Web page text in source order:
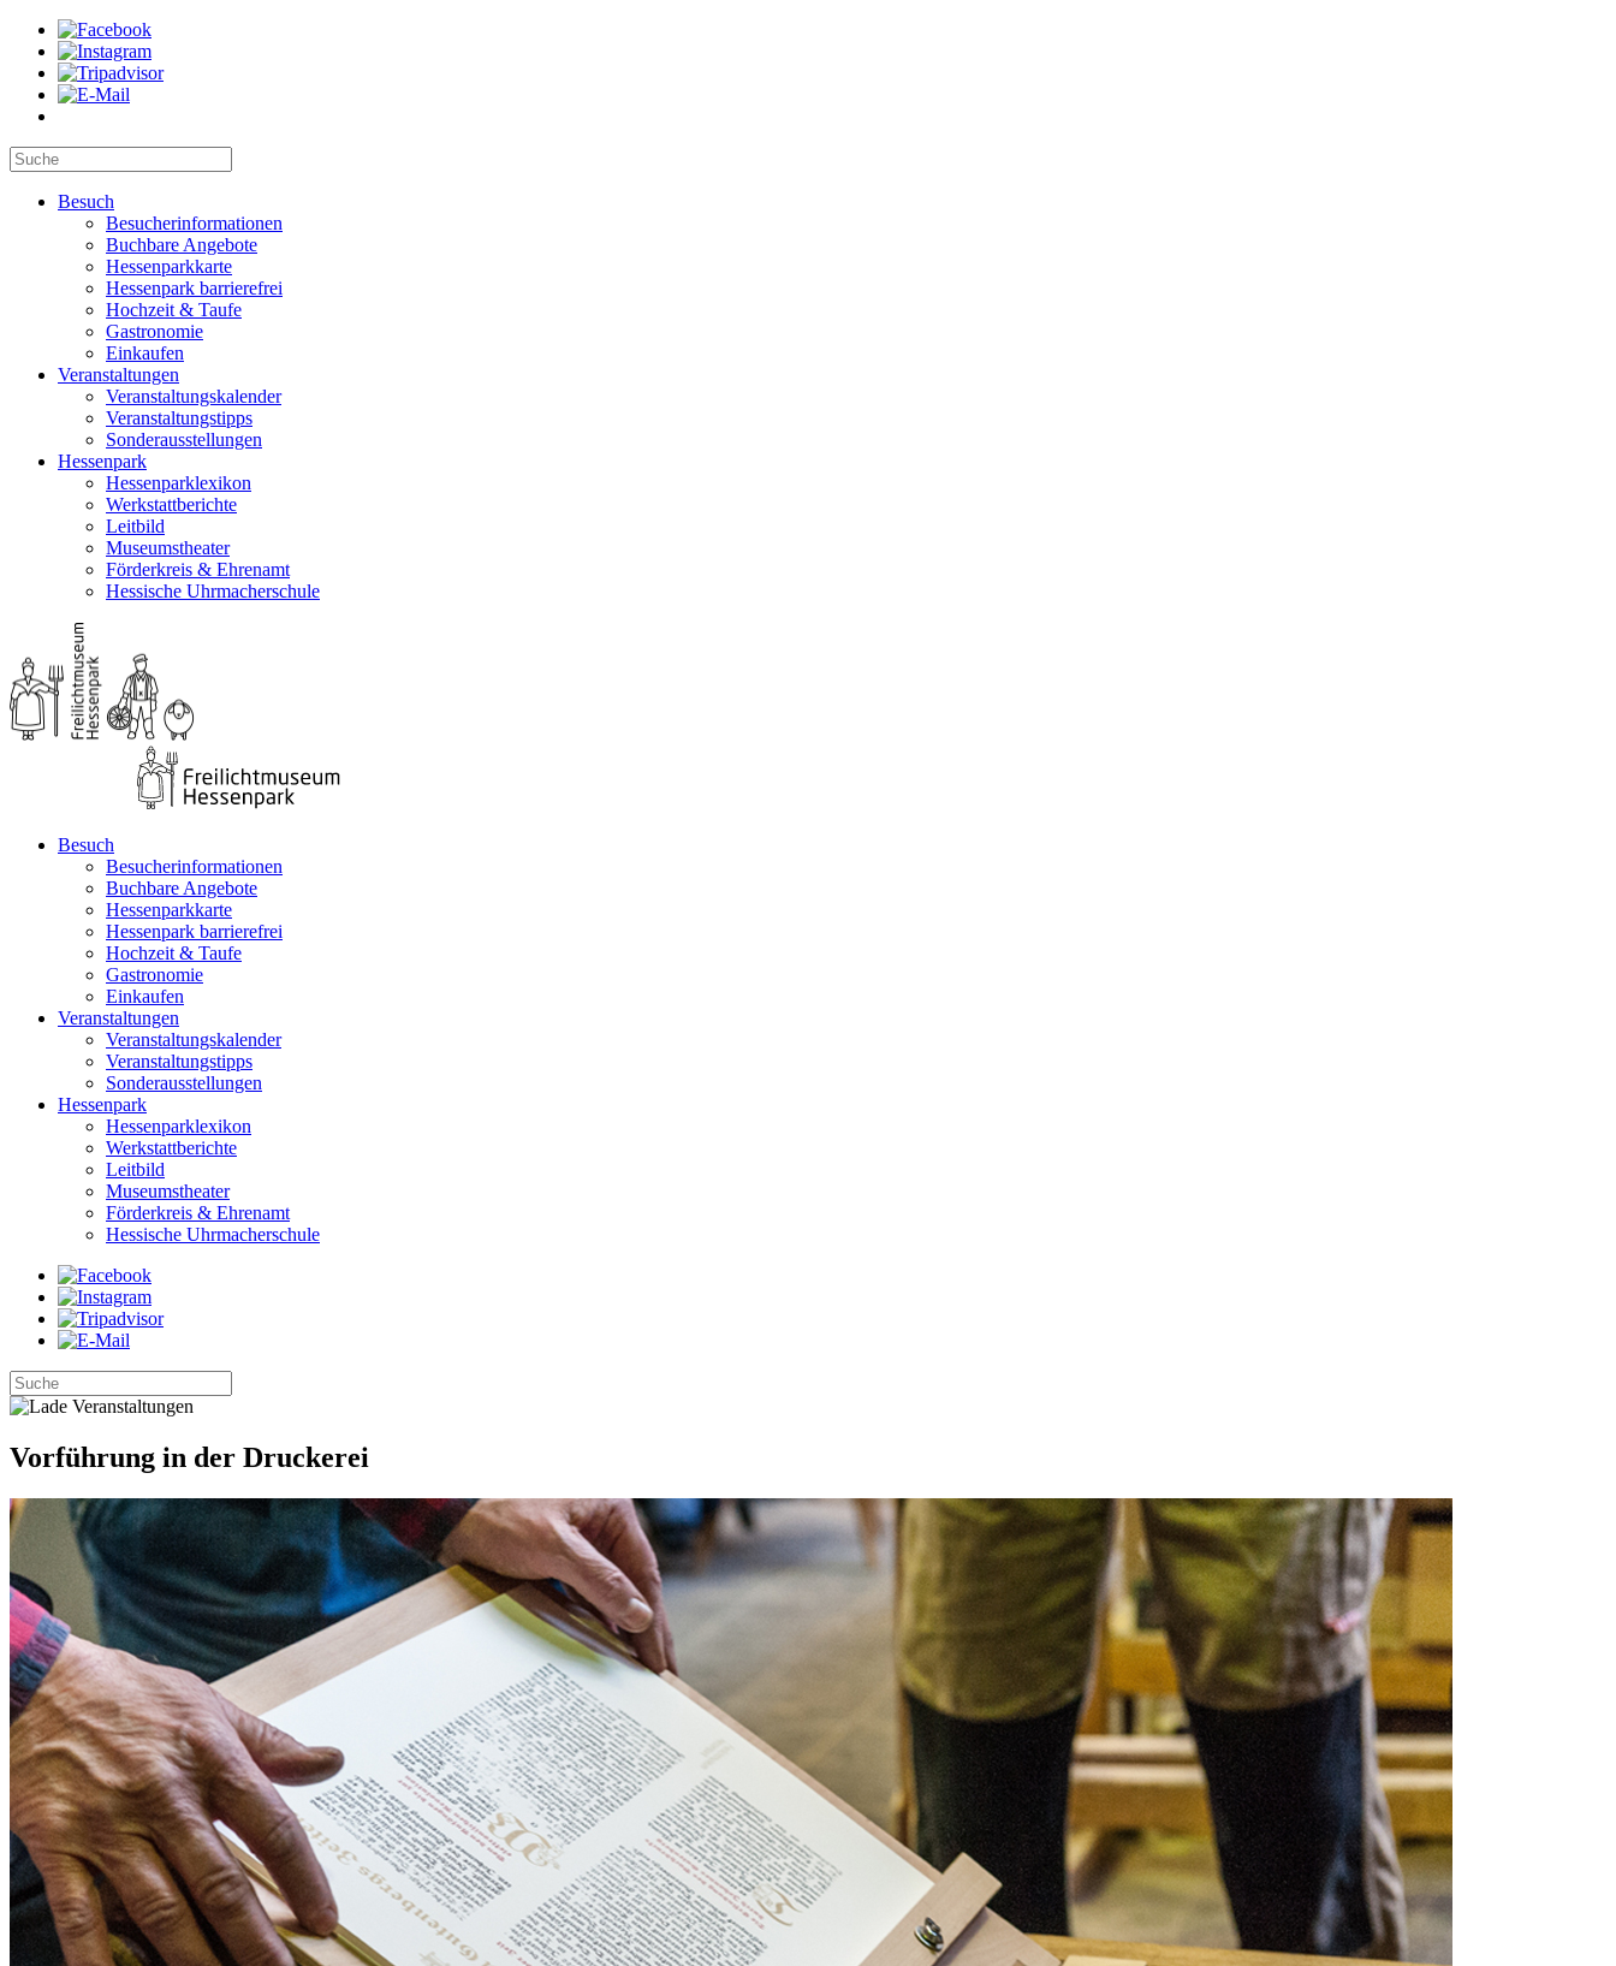
Besuch
Besucherinformationen
Buchbare Angebote
Hessenparkkarte
Hessenpark barrierefrei
Hochzeit & Taufe
Gastronomie
Einkaufen
Veranstaltungen
Veranstaltungskalender
Veranstaltungstipps
Sonderausstellungen
Hessenpark
Hessenparklexikon
Werkstattberichte
Leitbild
Museumstheater
Förderkreis & Ehrenamt
Hessische Uhrmacherschule
Besuch
Besucherinformationen
Buchbare Angebote
Hessenparkkarte
Hessenpark barrierefrei
Hochzeit & Taufe
Gastronomie
Einkaufen
Veranstaltungen
Veranstaltungskalender
Veranstaltungstipps
Sonderausstellungen
Hessenpark
Hessenparklexikon
Werkstattberichte
Leitbild
Museumstheater
Förderkreis & Ehrenamt
Hessische Uhrmacherschule
Vorführung in der Druckerei